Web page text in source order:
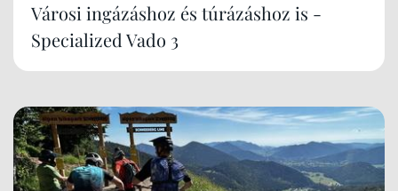
Városi ingázáshoz és túrázáshoz is -
Specialized Vado 3